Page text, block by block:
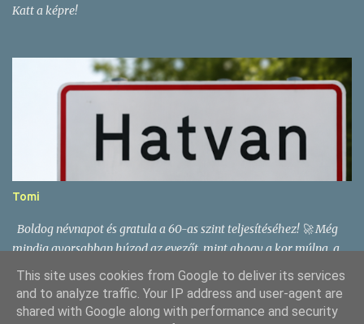
Katt a képre!
Tomi
Boldog névnapot és gratula a 60-as szint teljesítéséhez! 🚀 Még
mindig gyorsabban húzod az evezőt, mint ahogy a kor múlna, a
bringán lehagysz másokat, és a rumot… nos, azt sosem hagyod
magára. 🍹 Maradj ilyen enyhén rumillatú még nagyon sokáig!
Egészségedre – vízen, két keréken és pohárral a kézben! 😄
This site uses cookies from Google to deliver its services
and to analyze traffic. Your IP address and user-agent are
shared with Google along with performance and security